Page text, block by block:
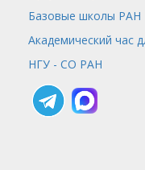
Базовые школы РАН
Академический час
НГУ - СО РАН